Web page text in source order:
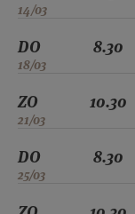
14/03
DO
18/03
8.30
ZO
21/03
10.30
DO
25/03
8.30